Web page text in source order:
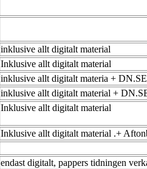
inklusive allt digitalt material
Inklusive allt digitalt material
inklusive allt digitalt materia +
inklusive allt digitalt material +
Inklusive allt digitalt material
Inklusive allt digitalt material .+
endast digitalt, pappers tidningen